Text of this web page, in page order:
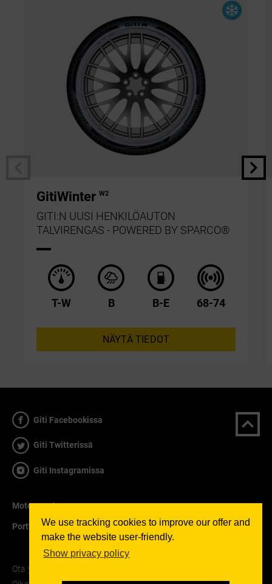
We use tracking cookies to improve our offer and
make the website user-friendly.
Show privacy policy
GitiWinter W2
GITI:N UUSI HENKILÖAUTON
TALVIRENGAS - POWERED BY SPARCO®
T-W B B-E 68-74
NÄYTÄ TIEDOT
Giti Facebookissa
Giti Twitterissä
Giti Instagramissa
Motorsport
Portfolio
Ota yhteyttä